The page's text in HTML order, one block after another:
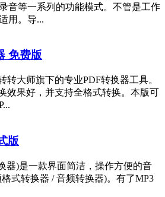
音等一系列的功能模式。不管是工作
用。导...
免费版
转大师旗下的专业PDF转换器工具。
效果好，并支持全格式转换。本版可
版
器)是一款界面简洁，操作方便的音
式转换器 / 音频转换器)。有了MP3